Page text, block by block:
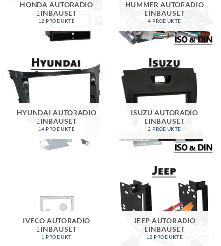
HONDA AUTORADIO
EINBAUSET
12 PRODUKTE
HUMMER AUTORADIO
EINBAUSET
4 PRODUKTE
HYUNDAI AUTORADIO
EINBAUSET
14 PRODUKTE
ISUZU AUTORADIO
EINBAUSET
2 PRODUKTE
IVECO AUTORADIO
EINBAUSET
1 PRODUKT
JEEP AUTORADIO
EINBAUSET
12 PRODUKTE